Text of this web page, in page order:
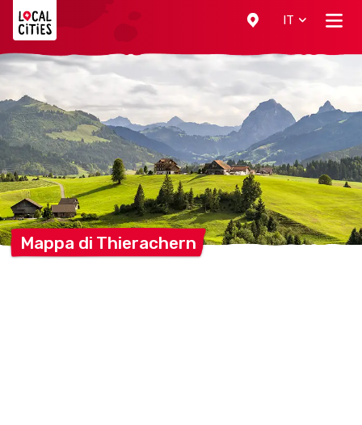
IT
Mappa di Thierachern